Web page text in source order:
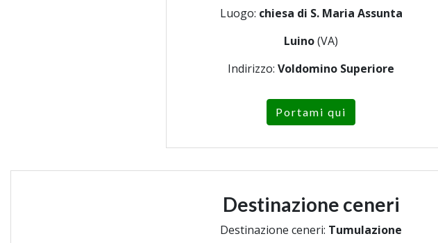
Luogo: chiesa di S. Maria Assunta
Luino(VA)
Indirizzo: Voldomino Superiore
Portami qui
Destinazione ceneri
Destinazione ceneri: Tumulazione